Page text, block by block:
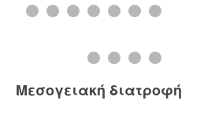
Μεσογειακή διατροφή